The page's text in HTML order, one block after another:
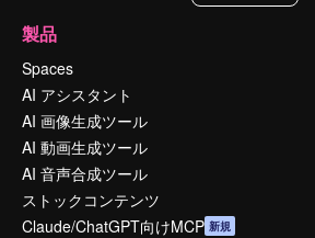
製品
Spaces
AI アシスタント
AI 画像生成ツール
AI 動画生成ツール
AI 音声合成ツール
ストックコンテンツ
Claude/ChatGPT向けMCP 新規